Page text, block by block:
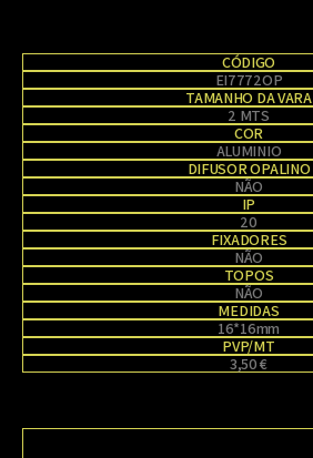
CÓDIGO
EI7772OP
TAMANHO DA VARA
2 MTS
COR
ALUMINIO
DIFUSOR OPALINO
NÃO
IP
20
FIXADORES
NÃO
TOPOS
NÃO
MEDIDAS
16*16mm
PVP/MT
3,50 €